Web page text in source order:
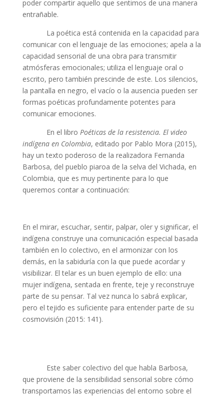
poder compartir aquello que sentimos de una manera
entrañable.
La poética está contenida en la capacidad para
comunicar con el lenguaje de las emociones; apela a la
capacidad sensorial de una obra para transmitir
atmósferas emocionales; utiliza el lenguaje oral o
escrito, pero también prescinde de este. Los silencios,
la pantalla en negro, el vacío o la ausencia pueden ser
formas poéticas profundamente potentes para
comunicar emociones.
En el libro Poéticas de la resistencia. El video
indígena en Colombia, editado por Pablo Mora (2015),
hay un texto poderoso de la realizadora Fernanda
Barbosa, del pueblo piaroa de la selva del Vichada, en
Colombia, que es muy pertinente para lo que
queremos contar a continuación:
En el mirar, escuchar, sentir, palpar, oler y significar, el
indígena construye una comunicación especial basada
también en lo colectivo, en el armonizar con los
demás, en la sabiduría con la que puede acordar y
visibilizar. El telar es un buen ejemplo de ello: una
mujer indígena, sentada en frente, teje y reconstruye
parte de su pensar. Tal vez nunca lo sabrá explicar,
pero el tejido es suficiente para entender parte de su
cosmovisión (2015: 141).
Este saber colectivo del que habla Barbosa,
que proviene de la sensibilidad sensorial sobre cómo
transportamos las experiencias del entorno sobre el